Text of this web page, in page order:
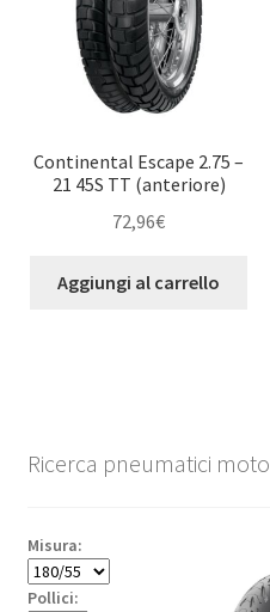
Continental Escape 2.75 –
21 45S TT (anteriore)
72,96€
Aggiungi al carrello
Ricerca pneumatici moto
Misura:
Pollici: